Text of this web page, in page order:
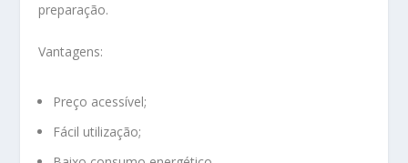
preparação.
Vantagens:
Preço acessível;
Fácil utilização;